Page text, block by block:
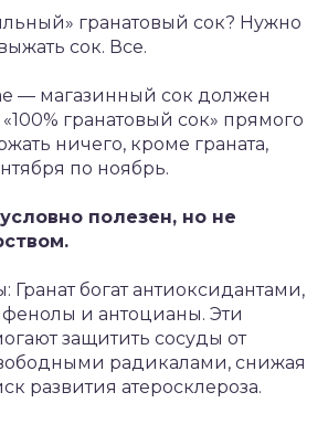
гранатовый сок? Нужно
сок. Все.
— магазинный сок должен
гранатовый сок» прямого
ничего, кроме граната,
по ноябрь.
полезен, но не
Гранат богат антиоксидантами,
и антоцианы. Эти
защитить сосуды от
радикалами, снижая
развития атеросклероза.